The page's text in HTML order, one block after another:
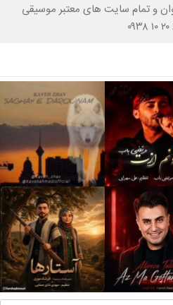
تمام سایت های معتبر موسیقی
۱۰ ۲۰ ۶۹۲